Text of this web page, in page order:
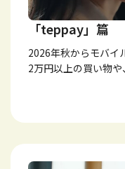
「teppay」篇
2026年秋からモバイ
2万円以上の買い物や